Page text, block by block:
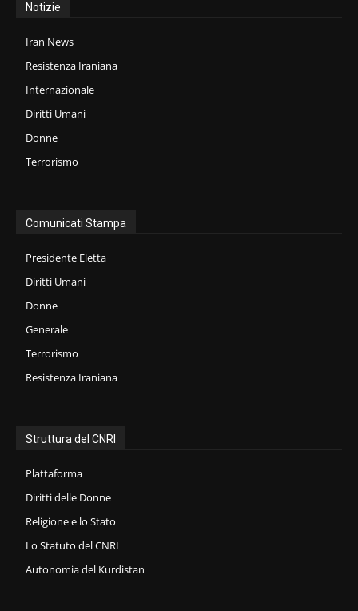
Notizie
Iran News
Resistenza Iraniana
Internazionale
Diritti Umani
Donne
Terrorismo
Comunicati Stampa
Presidente Eletta
Diritti Umani
Donne
Generale
Terrorismo
Resistenza Iraniana
Struttura del CNRI
Plattaforma
Diritti delle Donne
Religione e lo Stato
Lo Statuto del CNRI
Autonomia del Kurdistan